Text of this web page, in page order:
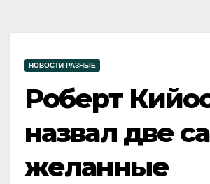
НОВОСТИ РАЗНЫЕ
Роберт
назвал две
желанные